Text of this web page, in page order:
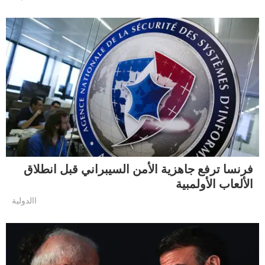
فرنسا ترفع جاهزية الأمن السيبراني قبل انطلاق
الألعاب الأولمبية
االدولية